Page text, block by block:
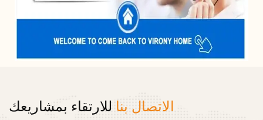
الاتصال بنا للارتقاء بمشاريعك